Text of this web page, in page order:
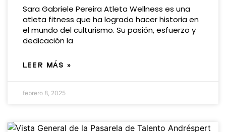
Sara Gabriele Pereira Atleta Wellness es una
atleta fitness que ha logrado hacer historia en
el mundo del culturismo. Su pasión, esfuerzo y
dedicación la
LEER MÁS »
febrero 8, 2025